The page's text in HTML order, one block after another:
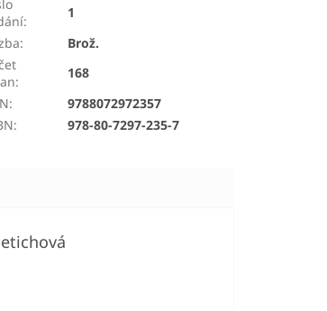
:
1
:
Brož.
:
168
:
9788072972357
: 978-80-7297-235-7
obchodu je 5 z 5 hvězdiček.